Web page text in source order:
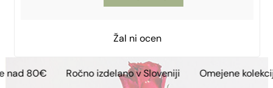
Žal ni ocen
Ročno izdelano v Sloveniji Omejene kolekcije